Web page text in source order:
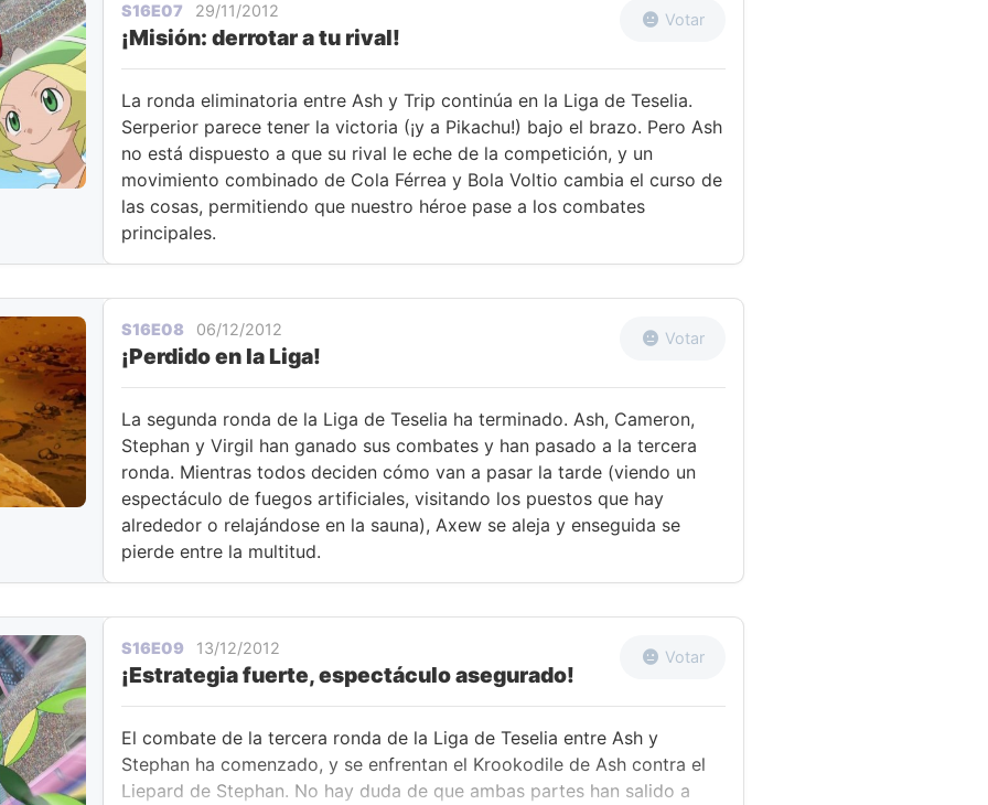
S16E07 29/11/2012
¡Misión: derrotar a tu rival!
Votar
La ronda eliminatoria entre Ash y Trip continúa en la Liga de Teselia.
Serperior parece tener la victoria (¡y a Pikachu!) bajo el brazo. Pero Ash
no está dispuesto a que su rival le eche de la competición, y un
movimiento combinado de Cola Férrea y Bola Voltio cambia el curso de
las cosas, permitiendo que nuestro héroe pase a los combates
principales.
S16E08 06/12/2012
¡Perdido en la Liga!
Votar
La segunda ronda de la Liga de Teselia ha terminado. Ash, Cameron,
Stephan y Virgil han ganado sus combates y han pasado a la tercera
ronda. Mientras todos deciden cómo van a pasar la tarde (viendo un
espectáculo de fuegos artificiales, visitando los puestos que hay
alrededor o relajándose en la sauna), Axew se aleja y enseguida se
pierde entre la multitud.
S16E09 13/12/2012
¡Estrategia fuerte, espectáculo asegurado!
Votar
El combate de la tercera ronda de la Liga de Teselia entre Ash y
Stephan ha comenzado, y se enfrentan el Krookodile de Ash contra el
Liepard de Stephan. No hay duda de que ambas partes han salido a